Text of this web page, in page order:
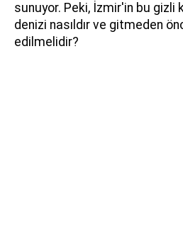
sunuyor. Peki, İzmir'in bu gizli
denizi nasıldır ve gitmeden
edilmelidir?